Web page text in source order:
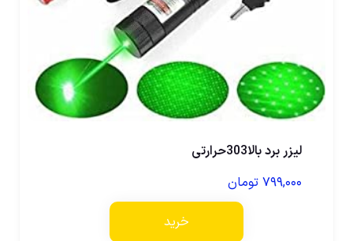
لیزر برد بالا303حرارتی
۷۹۹,۰۰۰ تومان
خرید